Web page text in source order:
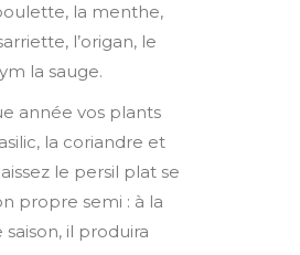
la menthe,
l’origan, le
la sauge.
année vos plants
la coriandre et
le persil plat se
propre semi : à la
il produira